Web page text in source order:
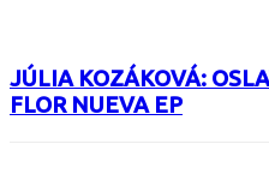
JÚLIA KOZÁKOVÁ:
FLOR NUEVA EP